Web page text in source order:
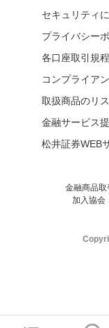
調べたい内容
画面操作
サービス
よくある困
ログインID
セキュリティ
プライバシー
各口座取引規程
コンプライア
取扱商品のリ
金融サービス
松井証券WEB
金融商品
加入協会
マネーサテライ
ご利用の環境